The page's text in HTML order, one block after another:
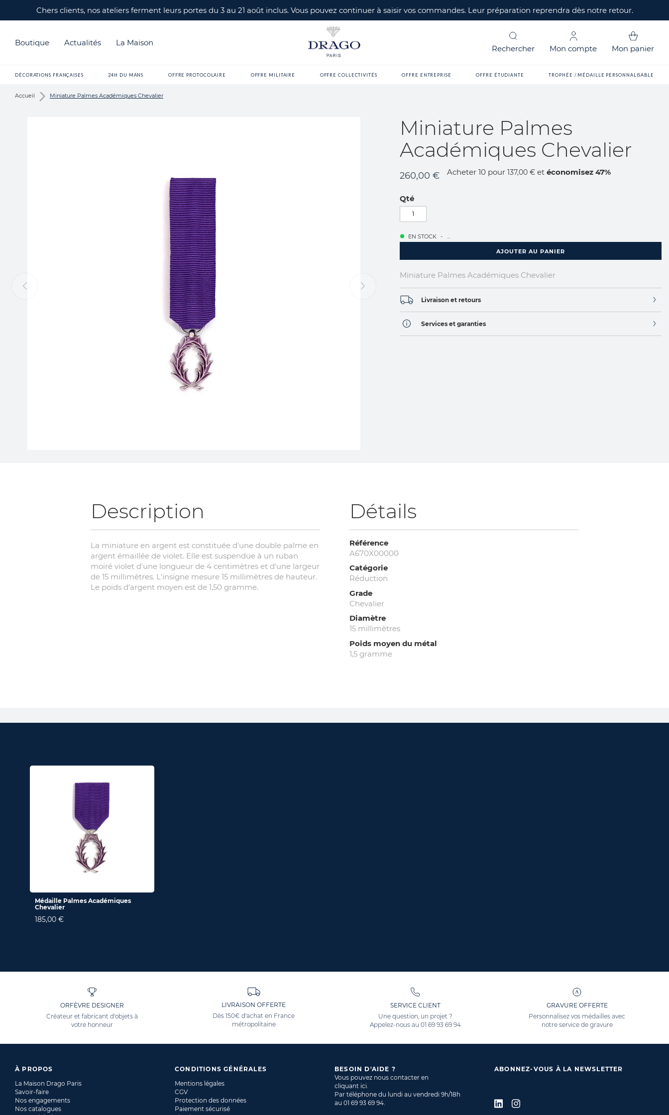
Chers clients, nos ateliers ferment leurs portes du 3 au 21 août inclus. Vous pouvez continuer à saisir vos commandes. Leur préparation reprendra dès notre retour.
Boutique
DÉCORATIONS FRANÇAISES 24H DU MANS OFFRE PROTOCOLAIRE OFFRE MILITAIRE OFFRE COLLECTIVITÉS OFFRE ENTREPRISE OFFRE ÉTUDIANTE TROPHÉE / MÉDAILLE PERSONNALISABLE
Actualités La Maison
Rechercher Mon compte Mon panier
Accueil Miniature Palmes Académiques Chevalier
Miniature Palmes
Académiques Chevalier
260,00 € Acheter 10 pour137,00 € etéconomisez 47%
Qté
EN STOCK
AJOUTER AU PANIER
Miniature Palmes Académiques Chevalier
Livraison et retours
Services et garanties
Description
La miniature en argent est constituée d'une double palme en
argent émaillée de violet. Elle est suspendue à un ruban
moiré violet d'une longueur de 4 centimètres et d'une largeur
de 15 millimètres. L'insigne mesure 15 millimètres de hauteur.
Le poids d'argent moyen est de 1,50 gramme.
Détails
Référence
A670X00000
Catégorie
Réduction
Grade
Chevalier
Diamètre
15 millimètres
Poids moyen du métal
1,5 gramme
Médaille Palmes Académiques
Chevalier
185,00 €
ORFÈVRE DESIGNER
Créateur et fabricant d'objets à
votre honneur
LIVRAISON OFFERTE
Dès 150€ d'achat en France
métropolitaine
SERVICE CLIENT
Une question, un projet ?
Appelez-nous au 01 69 93 69 94
GRAVURE OFFERTE
Personnalisez vos médailles avec
notre service de gravure
ABONNEZ-VOUS À LA NEWSLETTER
BESOIN D'AIDE ?
Vous pouvez nous contacter en
cliquant ici
Par téléphone du lundi au vendredi 9h/18h
au 01 69 93 69 94
À PROPOS
La Maison Drago Paris
Savoir-faire
Nos engagements
Nos catalogues
CONDITIONS GÉNÉRALES
Mentions légales
CGV
Protection des données
Paiement sécurisé